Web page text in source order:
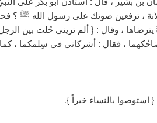
، ترفعين صوتك على رسول الله ﷺ ؟
، وقال : { ألم تريني حُلت بين
، فقال : أشركاني في سِلمكما ،
بالنساء خيراً }.